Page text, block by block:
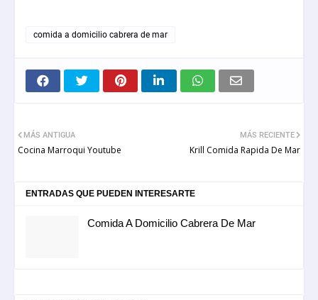
comida a domicilio cabrera de mar
MÁS RECIENTE
Krill Comida Rapida De Mar
MÁS ANTIGUA
Cocina Marroqui Youtube
ENTRADAS QUE PUEDEN INTERESARTE
Comida A Domicilio Cabrera De Mar